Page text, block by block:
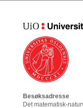
Besøksadresse
Det matematisk-